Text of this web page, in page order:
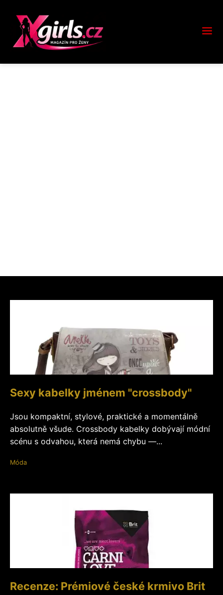
Sexy kabelky jménem "crossbody"
Jsou kompaktní, stylové, praktické a momentálně
absolutně všude. Crossbody kabelky dobývají módní
scénu s odvahou, která nemá chybu —...
Móda
Recenze: Prémiové české krmivo Brit